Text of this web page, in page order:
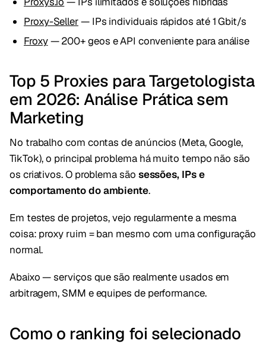
Proxy-Seller— IPs individuais rápidos até 1 Gbit/s
Froxy— 200+ geos e API conveniente para análise
Top 5 Proxies para Targetologista
em 2026: Análise Prática sem
Marketing
No trabalho com contas de anúncios (Meta, Google,
TikTok), o principal problema há muito tempo não são
os criativos. O problema são sessões, IPs e
comportamento do ambiente.
Em testes de projetos, vejo regularmente a mesma
coisa: proxy ruim = ban mesmo com uma configuração
normal.
Abaixo — serviços que são realmente usados em
arbitragem, SMM e equipes de performance.
Como o ranking foi selecionado